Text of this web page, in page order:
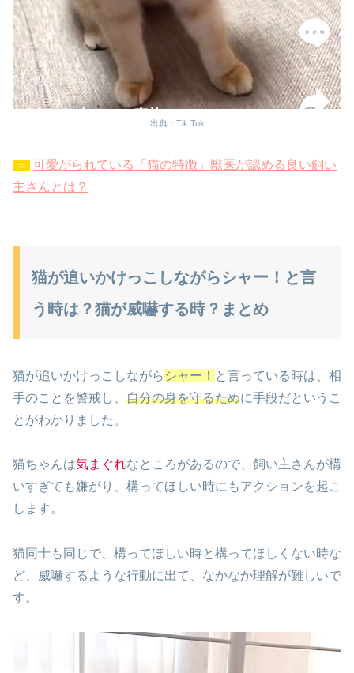
出典：Tik Tok
⇒
可愛がられている「猫の特徴」獣医が認める良い飼い
主さんとは？
猫が追いかけっこしながらシャー！と言
う時は？猫が威嚇する時？まとめ
猫が追いかけっこしながら シャー！ と言っている時は、相
手のことを警戒し、 自分の身を守るために手段だというこ
とがわかりました。
猫ちゃんは気まぐれなところがあるので、飼い主さんが構
いすぎても嫌がり、構ってほしい時にもアクションを起こ
します。
猫同士も同じで、構ってほしい時と構ってほしくない時な
ど、威嚇するような行動に出て、なかなか理解が難しいで
す。